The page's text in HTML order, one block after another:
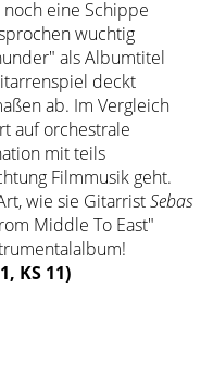
eine Schippe
wuchtig
als Albumtitel
deckt
ab. Im Vergleich
auf orchestrale
mit teils
Filmmusik geht.
wie sie GitarristSebas
Middle To East"
KS 11)